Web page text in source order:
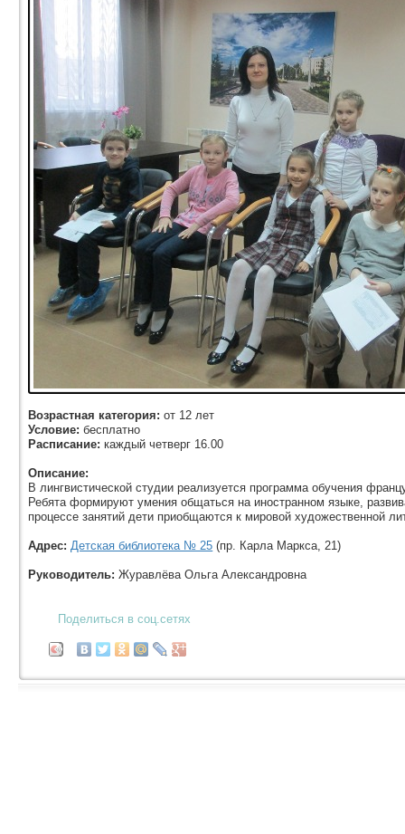
Возрастная категория: от 12 лет
Условие: бесплатно
Расписание: каждый четверг 16.00
Описание:
В лингвистической студии реализуется программа обучения
Ребята формируют умения общаться на иностранном языке,
процессе занятий дети приобщаются к мировой художественной
Адрес: Детская библиотека № 25 (пр. Карла Маркса, 21)
Руководитель: Журавлёва Ольга Александровна
Поделиться в соц.сетях